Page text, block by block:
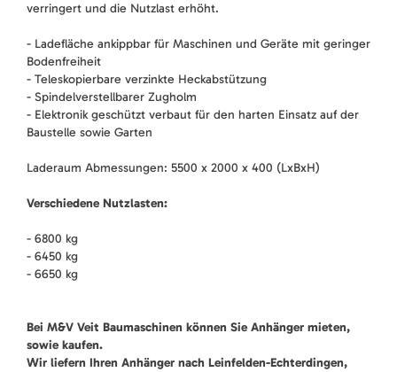
verringert und die Nutzlast erhöht.
- Ladefläche ankippbar für Maschinen und Geräte mit geringer
Bodenfreiheit
- Teleskopierbare verzinkte Heckabstützung
- Spindelverstellbarer Zugholm
- Elektronik geschützt verbaut für den harten Einsatz auf der
Baustelle sowie Garten
Laderaum Abmessungen: 5500 x 2000 x 400 (LxBxH)
Verschiedene Nutzlasten:
- 6800 kg
- 6450 kg
- 6650 kg
Bei M&V Veit Baumaschinen können Sie Anhänger mieten,
sowie kaufen.
Wir liefern Ihren Anhänger nach Leinfelden-Echterdingen,